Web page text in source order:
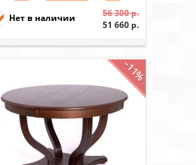
Нет в наличии
56 300 р.
51 660 р.
-11%